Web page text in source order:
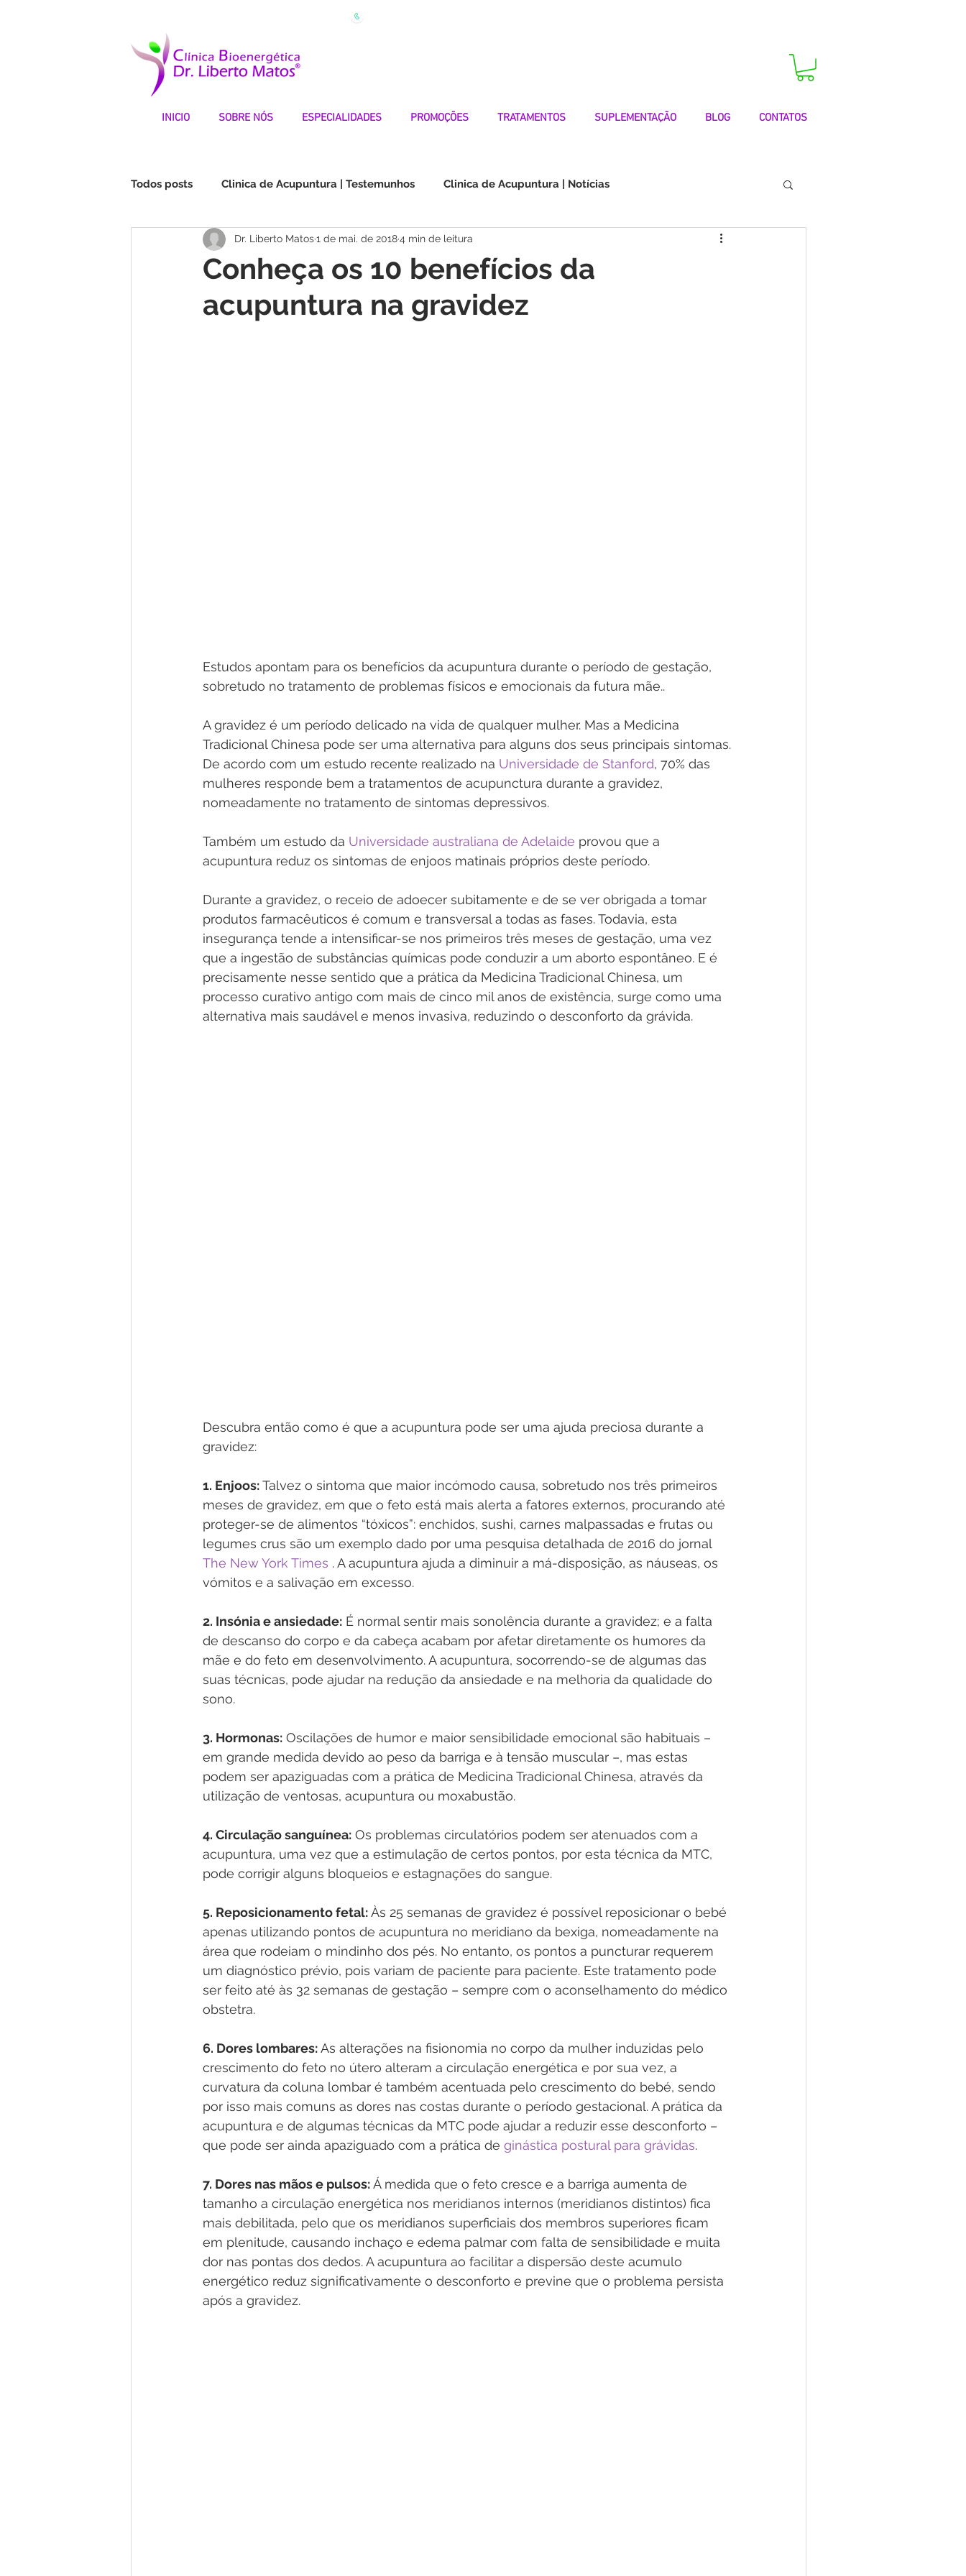
INICIO SOBRE NÓS ESPECIALIDADES PROMOÇÕES TRATAMENTOS SUPLEMENTAÇÃO BLOG CONTATOS
Todos posts Clinica de Acupuntura | Testemunhos Clinica de Acupuntura | Notícias
Fibromialgia | Testemunhos Choque na Orelha | Testemunhos
STOP DEPRESSÃO | Testemunhos Medicina Quântica | Testemunhos
Conheça os 10 benefícios da
acupuntura na gravidez
Dr. Liberto Matos1 de mai. de 20184 min de leitura
Estudos apontam para os benefícios da acupuntura durante o período de gestação,
sobretudo no tratamento de problemas físicos e emocionais da futura mãe..
A gravidez é um período delicado na vida de qualquer mulher. Mas a Medicina
Tradicional Chinesa pode ser uma alternativa para alguns dos seus principais sintomas.
De acordo com um estudo recente realizado na Universidade de Stanford, 70% das
mulheres responde bem a tratamentos de acupunctura durante a gravidez,
nomeadamente no tratamento de sintomas depressivos.
Também um estudo da Universidade australiana de Adelaide provou que a
acupuntura reduz os sintomas de enjoos matinais próprios deste período.
Durante a gravidez, o receio de adoecer subitamente e de se ver obrigada a tomar
produtos farmacêuticos é comum e transversal a todas as fases. Todavia, esta
insegurança tende a intensificar-se nos primeiros três meses de gestação, uma vez
que a ingestão de substâncias químicas pode conduzir a um aborto espontâneo. E é
precisamente nesse sentido que a prática da Medicina Tradicional Chinesa, um
processo curativo antigo com mais de cinco mil anos de existência, surge como uma
alternativa mais saudável e menos invasiva, reduzindo o desconforto da grávida.
Descubra então como é que a acupuntura pode ser uma ajuda preciosa durante a
gravidez:
1. Enjoos: Talvez o sintoma que maior incómodo causa, sobretudo nos três primeiros
meses de gravidez, em que o feto está mais alerta a fatores externos, procurando até
proteger-se de alimentos “tóxicos”: enchidos, sushi, carnes malpassadas e frutas ou
legumes crus são um exemplo dado por uma pesquisa detalhada de 2016 do jornal
The New York Times . A acupuntura ajuda a diminuir a má-disposição, as náuseas, os
vómitos e a salivação em excesso.
2. Insónia e ansiedade: É normal sentir mais sonolência durante a gravidez; e a falta
de descanso do corpo e da cabeça acabam por afetar diretamente os humores da
mãe e do feto em desenvolvimento. A acupuntura, socorrendo-se de algumas das
suas técnicas, pode ajudar na redução da ansiedade e na melhoria da qualidade do
sono.
3. Hormonas: Oscilações de humor e maior sensibilidade emocional são habituais –
em grande medida devido ao peso da barriga e à tensão muscular –, mas estas
podem ser apaziguadas com a prática de Medicina Tradicional Chinesa, através da
utilização de ventosas, acupuntura ou moxabustão.
4. Circulação sanguínea: Os problemas circulatórios podem ser atenuados com a
acupuntura, uma vez que a estimulação de certos pontos, por esta técnica da MTC,
pode corrigir alguns bloqueios e estagnações do sangue.
5. Reposicionamento fetal: Às 25 semanas de gravidez é possível reposicionar o bebé
apenas utilizando pontos de acupuntura no meridiano da bexiga, nomeadamente na
área que rodeiam o mindinho dos pés. No entanto, os pontos a puncturar requerem
um diagnóstico prévio, pois variam de paciente para paciente. Este tratamento pode
ser feito até às 32 semanas de gestação – sempre com o aconselhamento do médico
obstetra.
6. Dores lombares: As alterações na fisionomia no corpo da mulher induzidas pelo
crescimento do feto no útero alteram a circulação energética e por sua vez, a
curvatura da coluna lombar é também acentuada pelo crescimento do bebé, sendo
por isso mais comuns as dores nas costas durante o período gestacional. A prática da
acupuntura e de algumas técnicas da MTC pode ajudar a reduzir esse desconforto –
que pode ser ainda apaziguado com a prática de ginástica postural para grávidas.
7. Dores nas mãos e pulsos: Á medida que o feto cresce e a barriga aumenta de
tamanho a circulação energética nos meridianos internos (meridianos distintos) fica
mais debilitada, pelo que os meridianos superficiais dos membros superiores ficam
em plenitude, causando inchaço e edema palmar com falta de sensibilidade e muita
dor nas pontas dos dedos. A acupuntura ao facilitar a dispersão deste acumulo
energético reduz significativamente o desconforto e previne que o problema persista
após a gravidez.